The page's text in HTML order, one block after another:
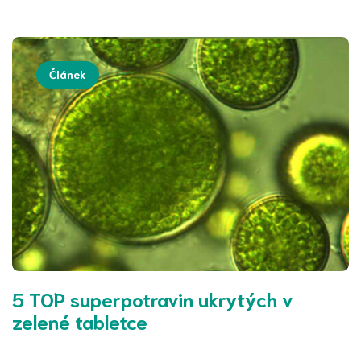
Článek
5 TOP superpotravin ukrytých v
zelené tabletce